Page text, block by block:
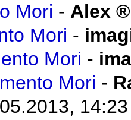
Mori - Alex
Mori -
Mori -
Mori -
14:23